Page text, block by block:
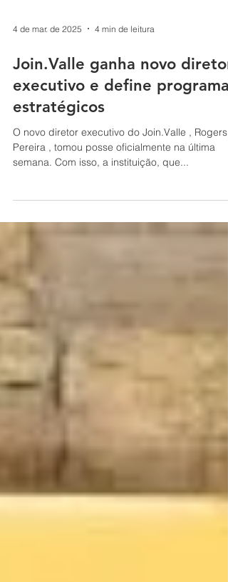
4 de mar. de 2025 4 min de leitura
Join.Valle ganha novo diretor
executivo e define programas
estratégicos
O novo diretor executivo do Join.Valle , Rogers